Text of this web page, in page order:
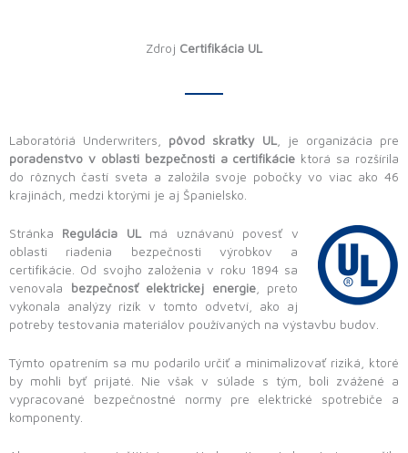
Zdroj Certifikácia UL
Laboratóriá Underwriters, pôvod skratky UL, je organizácia pre
poradenstvo v oblasti bezpečnosti a certifikácie ktorá sa rozšírila
do rôznych častí sveta a založila svoje pobočky vo viac ako 46
krajinách, medzi ktorými je aj Španielsko.
Stránka Regulácia ULmá uznávanú povesť v
oblasti riadenia bezpečnosti výrobkov a
certifikácie. Od svojho založenia v roku 1894 sa
venovala bezpečnosť elektrickej energie, preto
vykonala analýzy rizík v tomto odvetví, ako aj
potreby testovania materiálov používaných na výstavbu budov.
Týmto opatrením sa mu podarilo určiť a minimalizovať riziká, ktoré
by mohli byť prijaté. Nie však v súlade s tým, boli zvážené a
vypracované bezpečnostné normy pre elektrické spotrebiče a
komponenty.